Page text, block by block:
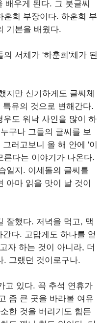
배우게 된다. 그 붓글씨
훈희 부장이다. 하훈희 부
기본을 배웠다.
서체가 '하훈희'체가 된
지만 신기하게도 글씨체
유의 것으로 변해간다.
우도 워낙 사인을 많이 하
구나 그들의 글씨를 보
러고보니 올 해 안에 '이
른다는 이야기가 나온다.
일지. 이세돌의 글씨를
아마 읽을 맛이 날 것이
잘했다. 저녁을 먹고, 맥
다. 고맙게도 하나를 얻
자 하는 것이 아니라, 더
. 그랬던 것이로구나.
고 있다. 꼭 추석 연휴가
좀 큰 곳을 바라볼 여유
한 것을 버리기도 힘든